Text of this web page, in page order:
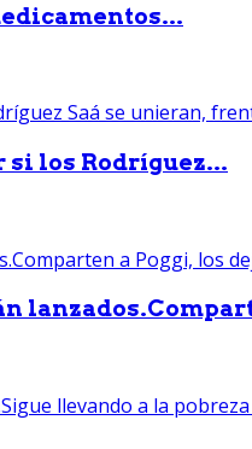
si los Rodríguez...